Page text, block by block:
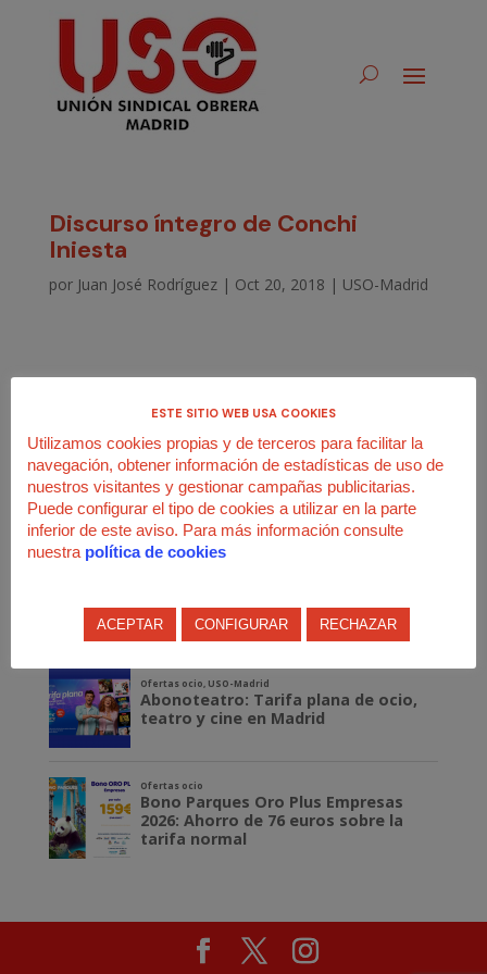
Discurso íntegro de Conchi
Iniesta
por Juan José Rodríguez| Oct 20, 2018 | USO-Madrid
ESTE SITIO WEB USA COOKIES
Utilizamos cookies propias y de terceros para facilitar la
navegación, obtener información de estadísticas de uso de
nuestros visitantes y gestionar campañas publicitarias.
Puede configurar el tipo de cookies a utilizar en la parte
inferior de este aviso. Para más información consulte
nuestra política de cookies
ACEPTAR CONFIGURAR RECHAZAR